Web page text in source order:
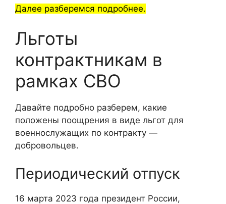
Далее разберемся подробнее.
Льготы
контрактникам в
рамках СВО
Давайте подробно разберем, какие
положены поощрения в виде льгот для
военнослужащих по контракту —
добровольцев.
Периодический отпуск
16 марта 2023 года президент России,